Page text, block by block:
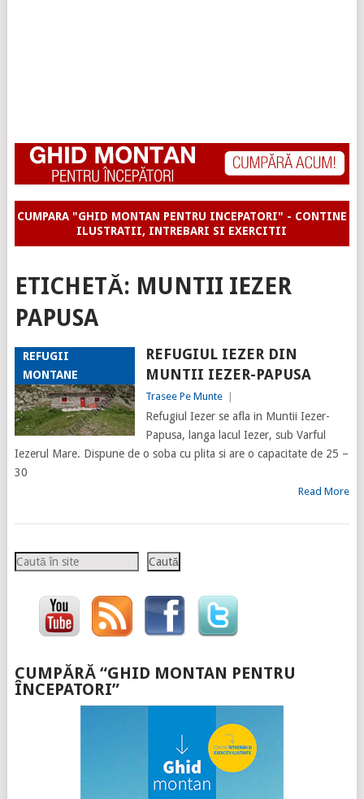
CUMPARA "GHID MONTAN PENTRU INCEPATORI" - CONTINE
ILUSTRATII, INTREBARI SI EXERCITII
ETICHETĂ: MUNTII IEZER
PAPUSA
REFUGII
MONTANE
REFUGIUL IEZER DIN
MUNTII IEZER-PAPUSA
Trasee Pe Munte
Refugiul Iezer se afla in Muntii Iezer-
Papusa, langa lacul Iezer, sub Varful
Iezerul Mare. Dispune de o soba cu plita si are o capacitate de 25 –
30
Read More
Caută Caută
CUMPĂRĂ “GHID MONTAN PENTRU
ÎNCEPATORI”